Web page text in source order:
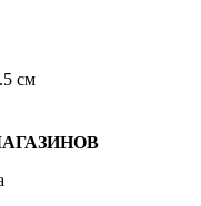
см